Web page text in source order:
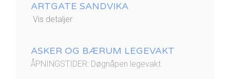
ARTGATE SANDVIKA
Vis detaljer
ASKER OG BÆRUM LEGEVAKT
ÅPNINGSTIDER: Døgnåpen legevakt